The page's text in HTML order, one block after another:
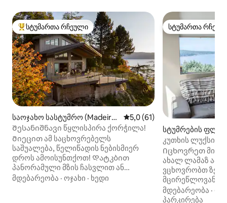
სტუმართა რჩეული მოწინავე ვარიანტი
სტუმართა რჩეული
საოჯახო სასტუმრო (Madeira
Park)
საშუალო შეფასებაა 5‑დან
5,0 (61)
Შესანიშნავი წყლისპირა ქორჭილა!
Მიეცით ამ საცხოვრებელს
საშუალება, წელიწადის ნებისმიერ
დროს ამოისუნთქოთ! Დატკბით
პანორამული მზის ჩასვლით ან
ვეშაპებით, რომლებიც კლდოვანი
მდებარეობა · ოჯახი · ხედი
სტუმართა
სტუმართა
სტუმრების
tzville)
კუთხის ლუქსი
თანამედროვე
საცხოვრებელი
Იცხოვრეთ
ახალ ლამაზ
ვცხოვრობთ
მცირეწლოვანი
იყოს
11pm. Ეს,
მდებარეობა ·
პარკირება